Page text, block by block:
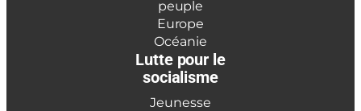
peuple
Europe
Océanie
Lutte pour le
socialisme
Jeunesse